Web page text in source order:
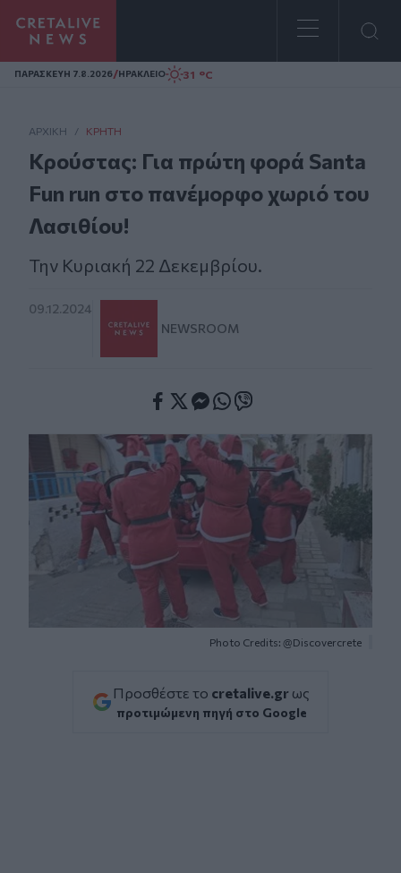
Homepage
ΠΑΡΑΣΚΕΥΗ 7.8.2026/ΗΡΑΚΛΕΙΟ 31 °C
ΑΡΧΙΚΗ / ΚΡΉΤΗ
Κρούστας: Για πρώτη φορά Santa
Fun run στο πανέμορφο χωριό του
Λασιθίου!
Την Κυριακή 22 Δεκεμβρίου.
09.12.2024
NEWSROOM
Photo Credits: @Discovercrete
Προσθέστε το cretalive.gr ως
προτιμώμενη πηγή στο Google